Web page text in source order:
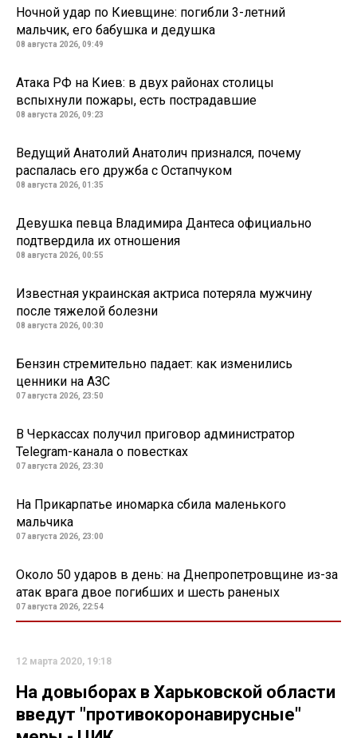
Ночной удар по Киевщине: погибли 3-летний
мальчик, его бабушка и дедушка
08 августа 2026, 09:49
Атака РФ на Киев: в двух районах столицы
вспыхнули пожары, есть пострадавшие
08 августа 2026, 09:23
Ведущий Анатолий Анатолич признался, почему
распалась его дружба с Остапчуком
08 августа 2026, 01:35
Девушка певца Владимира Дантеса официально
подтвердила их отношения
08 августа 2026, 00:55
Известная украинская актриса потеряла мужчину
после тяжелой болезни
08 августа 2026, 00:30
Бензин стремительно падает: как изменились
ценники на АЗС
07 августа 2026, 23:50
В Черкассах получил приговор администратор
Telegram-канала о повестках
07 августа 2026, 23:30
На Прикарпатье иномарка сбила маленького
мальчика
07 августа 2026, 23:00
Около 50 ударов в день: на Днепропетровщине из-за
атак врага двое погибших и шесть раненых
07 августа 2026, 22:54
12 марта 2020, 19:18
На довыборах в Харьковской области
введут "противокоронавирусные"